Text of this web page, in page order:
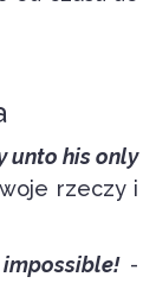
unto his only
rzeczy i
-